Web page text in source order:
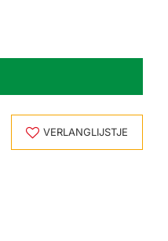
VERLANGLIJSTJE